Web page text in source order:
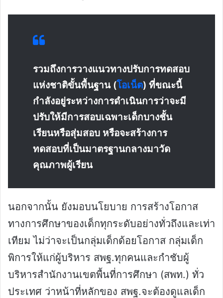
รวมถึงการวางแนวทางปรับการทดสอบ
แห่งชาติขั้นพื้นฐาน (โอเน็ต) ที่ขณะนี้
กำลังอยู่ระหว่างการดำเนินการว่าจะมี
ปรับให้มีการสอบเฉพาะเด็กบางชั้น
เรียนหรือสุ่มสอบ หรือจะสร้างการ
ทดสอบที่เป็นมาตรฐานกลางมาวัด
คุณภาพผู้เรียน
นอกจากนั้น ยังมอบนโยบาย การสร้างโอกาส
ทางการศึกษาของเด็กทุกระดับอย่างทั่วถึงและเท่า
เทียม ไม่ว่าจะเป็นกลุ่มเด็กด้อยโอกาส กลุ่มเด็ก
พิการให้แก่ผู้บริหาร สพฐ.ทุกคนและกำชับผู้
บริหารสำนักงานเขตพื้นที่การศึกษา (สพท.) ทั่ว
ประเทศ ว่าหน้าที่หลักของ สพฐ.จะต้องดูแลเด็ก